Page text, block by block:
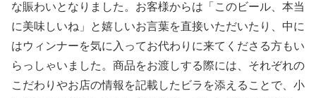
な賑わいとなりました。お客様からは「このビール、本当
に美味しいね」と嬉しいお言葉を直接いただいたり、中に
はウィンナーを気に入ってお代わりに来てくださる方もい
らっしゃいました。商品をお渡しする際には、それぞれの
こだわりやお店の情報を記載したビラを添えることで、小